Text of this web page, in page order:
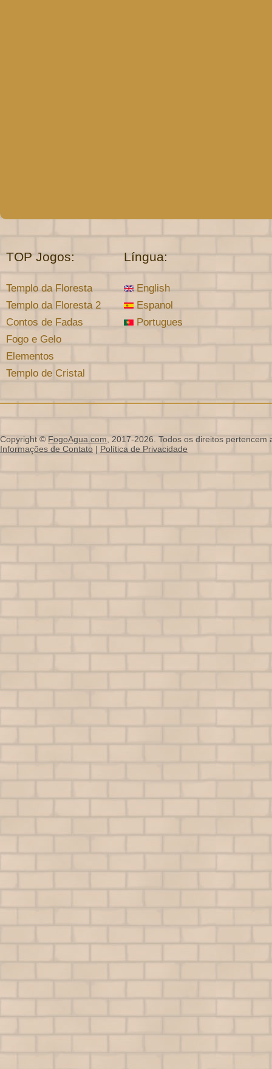
TOP Jogos:
Templo da Floresta
Templo da Floresta 2
Contos de Fadas
Fogo e Gelo
Elementos
Templo de Cristal
Língua:
English
Espanol
Portugues
Copyright ©FogoAgua.com, 2017-2026. Todos os direitos pertencem
Informações de Contato | Política de Privacidade